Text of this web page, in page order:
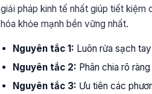
giải pháp kinh tế nhất giúp tiết kiệm
hóa khỏe mạnh bền vững nhất.
Nguyên tắc 1: Luôn rửa sạch
Nguyên tắc 2: Phân chia rõ
Nguyên tắc 3: Ưu tiên các